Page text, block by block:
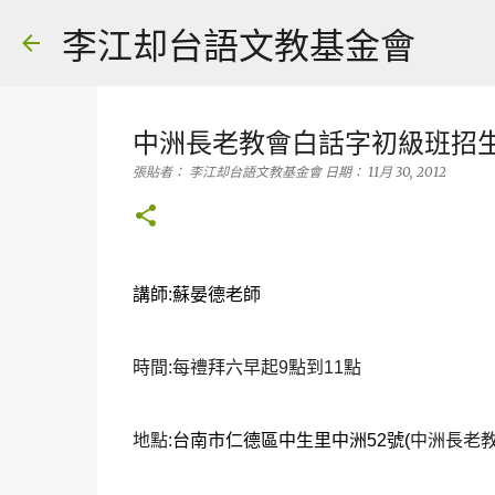
李江却台語文教基金會
中洲長老教會白話字初級班招
張貼者： 李江却台語文教基金會 日期： 11月 30, 2012
講師:蘇晏德老師
時間:每禮拜六早起9點到11點
地點:台南市仁德區中生里中洲52號(中洲長老